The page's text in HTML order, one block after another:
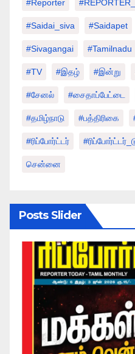
#Reporter
#saidai_siva #saidapet
#sivagangai #tamilnadu
#TV #இதழ் #இன்று
#சேனல் #சைதாப்பேட்டை
#தமிழ்நாடு #பத்திரிகை
#ரிப்போர்ட்டர்
சென்னை
Posts Slider